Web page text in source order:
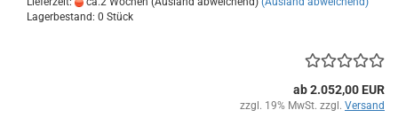
Lagerbestand: 0 Stück
ab 2.052,00 EUR
zzgl. 19% MwSt. zzgl. Versand